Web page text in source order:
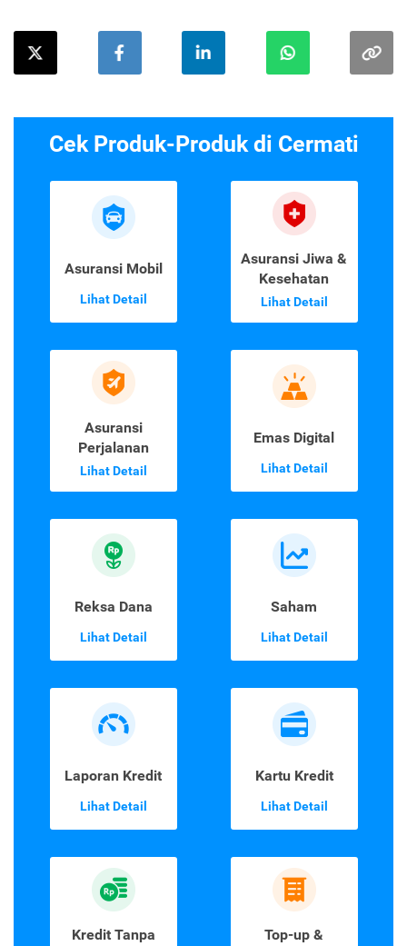
Cek Produk-Produk di Cermati
Asuransi Mobil
Lihat Detail
Asuransi Jiwa &
Kesehatan
Lihat Detail
Asuransi
Perjalanan
Lihat Detail
Emas Digital
Lihat Detail
Reksa Dana
Lihat Detail
Saham
Lihat Detail
Laporan Kredit
Lihat Detail
Kartu Kredit
Lihat Detail
Kredit Tanpa
Top-up &